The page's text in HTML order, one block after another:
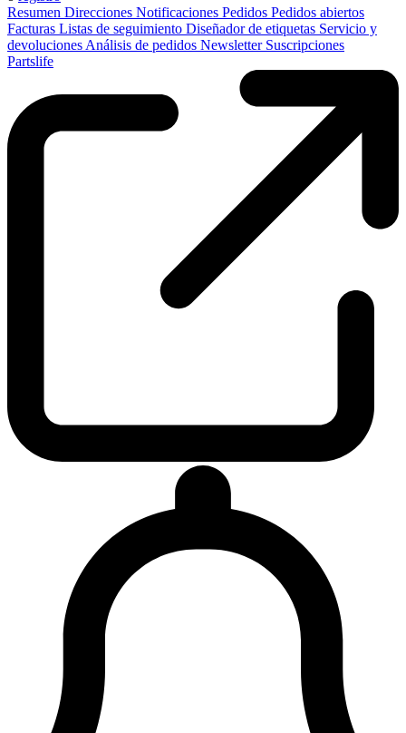
Resumen Direcciones Notificaciones Pedidos Pedidos abiertos
Facturas Listas de seguimiento Diseñador de etiquetas Servicio y
devoluciones Análisis de pedidos Newsletter Suscripciones
Partslife